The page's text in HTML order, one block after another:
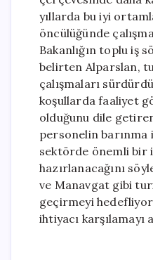
yıllarda bu iyi
öncülüğünde
Bakanlığın toplu iş
belirten Alparslan,
çalışmaları
koşullarda faaliyet
olduğunu dile
personelin barınma
sektörde önemli bir
hazırlanacağını
ve Manavgat gibi
geçirmeyi
ihtiyacı karşılamayı